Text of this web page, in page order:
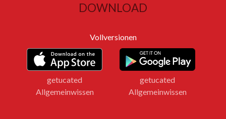
DOWNLOAD
Vollversionen
getucated
Allgemeinwissen
getucated
Allgemeinwissen